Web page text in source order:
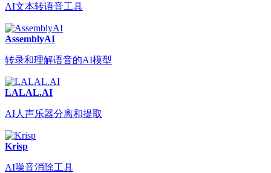
AI文本转语音工具
AssemblyAI
转录和理解语音的AI模型
LALAL.AI
AI人声乐器分离和提取
Krisp
AI噪音消除工具